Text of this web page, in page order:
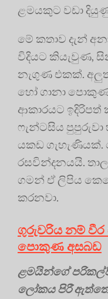
ළමයකුට වඩා
මේ කතාව දැන්
විදියට කියැවුණ,
නැගුණ එකක්. අලුත්
හෝ ගානා පොකුණ
ආකාරයට
ෆැන්ටසිය
යකඩ ගැහැණියක්.
රසවින්දනයයි.
ගමන් ඒ ලිපිය
කරනවා.
ගුරුවරිය නම් වීර
පොකුණ අසබඩ
ළමයින්ගේ
ලෝකය පිරී